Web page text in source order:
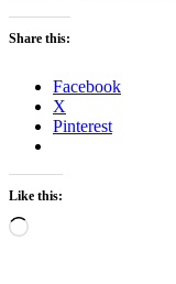
Share this:
Facebook
X
Pinterest
Like this:
Loading…